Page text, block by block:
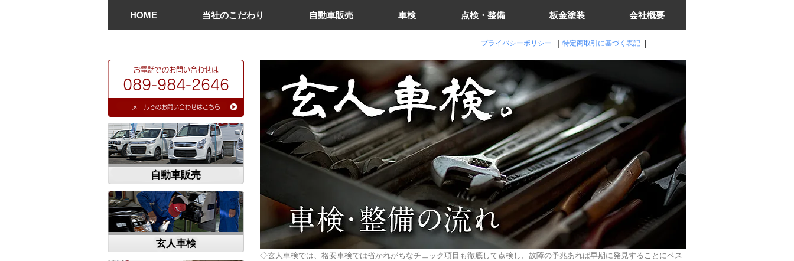
HOME 当社のこだわり 自動車販売 車検 点検・整備 板金塗装 会社概要
​プライバシーポリシー 特定商取引に基づく表記
​メールでのお問い合わせはこちら
089-984-2646
​お電話でのお問い合わせは
自動車販売
玄人車検
◇玄人車検では、格安車検では省かれがちなチェック項目も徹底して点検し、故障の予兆あれば早期に発見することにベス